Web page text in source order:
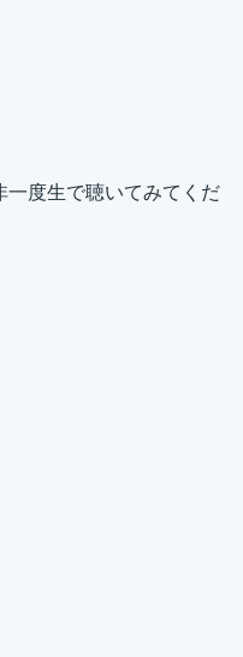
一度生で聴いてみてくだ